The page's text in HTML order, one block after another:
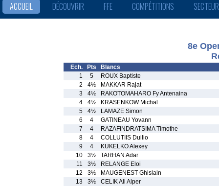
ACCUEIL DÉCOUVRIR FFE COMPÉTITIONS
8e
Ech. Pts
Blancs
1
5
ROUX Baptiste
2
4½
MAKKAR Rajat
3
4½
RAKOTOMAHARO Fy Antenaina
4
4½
KRASENKOW Michal
5
4½
LAMAZE Simon
6
4
GATINEAU Yovann
7
4
RAZAFINDRATSIMA Timothe
8
4
COLLUTIIS Duilio
9
4
KUKELKO Alexey
10
3½
TARHAN Adar
11
3½
RELANGE Eloi
12
3½
MAUGENEST Ghislain
13
3½
CELIK Ali Alper